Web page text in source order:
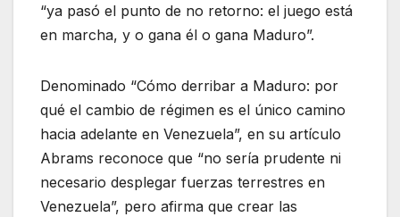
“ya pasó el punto de no retorno: el juego está
en marcha, y o gana él o gana Maduro”.
Denominado “Cómo derribar a Maduro: por
qué el cambio de régimen es el único camino
hacia adelante en Venezuela”, en su artículo
Abrams reconoce que “no sería prudente ni
necesario desplegar fuerzas terrestres en
Venezuela”, pero afirma que crear las